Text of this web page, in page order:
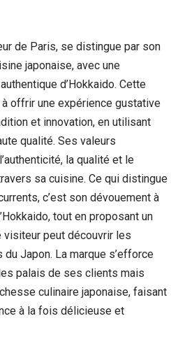
de Paris, se distingue par son
japonaise, avec une
d’Hokkaido. Cette
offrir une expérience gustative
et innovation, en utilisant
qualité. Ses valeurs
la qualité et le
sa cuisine. Ce qui distingue
c’est son dévouement à
tout en proposant un
visiteur peut découvrir les
Japon. La marque s’efforce
palais de ses clients mais
culinaire japonaise, faisant
à la fois délicieuse et